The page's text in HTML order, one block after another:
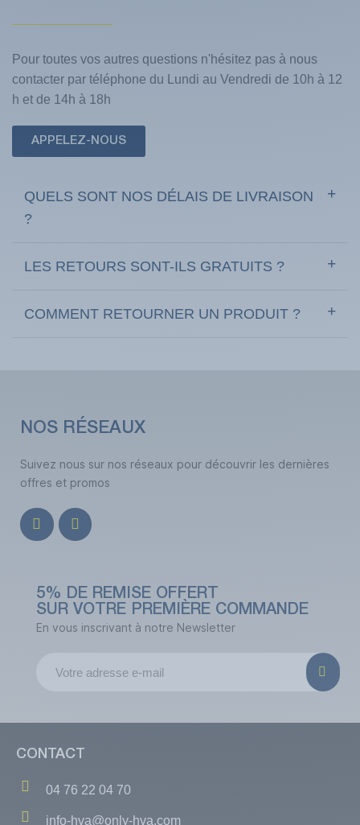
Pour toutes vos autres questions n'hésitez pas à nous
contacter par téléphone du Lundi au Vendredi de 10h à 12
h et de 14h à 18h
APPELEZ-NOUS
QUELS SONT NOS DÉLAIS DE LIVRAISON
?
LES RETOURS SONT-ILS GRATUITS ?
COMMENT RETOURNER UN PRODUIT ?
NOS RÉSEAUX
Suivez nous sur nos réseaux pour découvrir les dernières
offres et promos
5% DE REMISE OFFERT
SUR VOTRE PREMIÈRE COMMANDE
En vous inscrivant à notre Newsletter
CONTACT
04 76 22 04 70
info-hva@only-hva.com